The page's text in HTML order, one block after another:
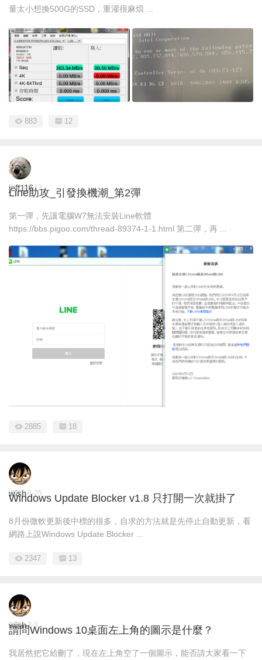
量太小想換500G的SSD，重灌很麻煩 ...
883 12
jeff116
2025-8-13
Line助攻_引發換機潮_第2彈
第一彈，先讓電腦W7無法安裝Line軟體
https://bbs.pigoo.com/thread-89374-1-1.html 第二彈，再 ...
2885 18
wish
2025-8-25
Windows Update Blocker v1.8 只打開一次就掛了
8月份微軟更新後中標的很多，自求的方法就是先停止自動更新，看
網路上說Windows Update Blocker ...
2347 13
wish
2025-7-3
請問Windows 10桌面左上角的圖示是什麼？
我居然把它給刪了，現在左上角空了一個圖示，能否請大家看一下